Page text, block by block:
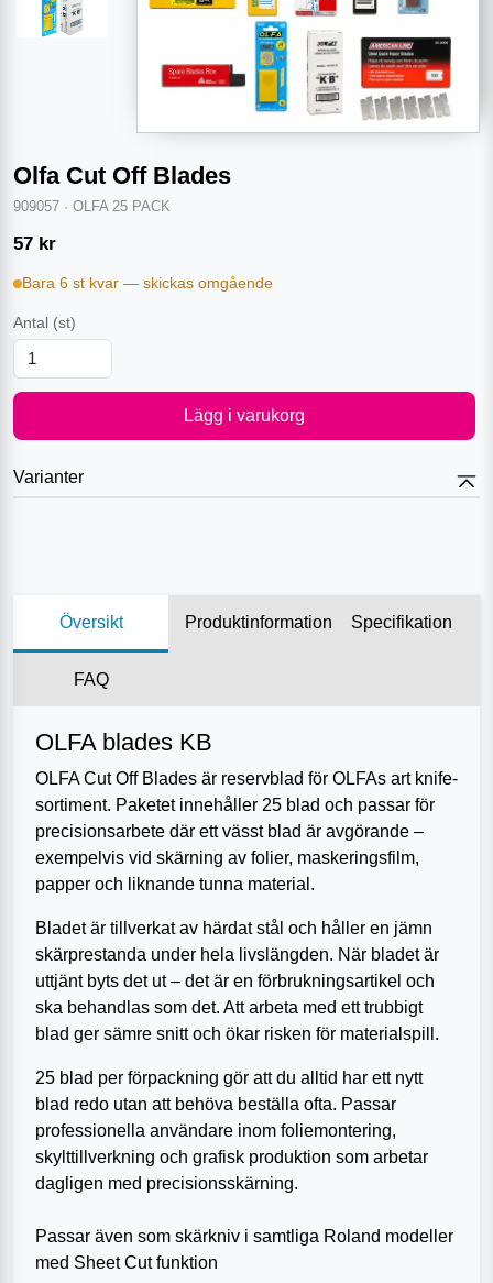
Olfa Cut Off Blades
909057 · OLFA 25 PACK
57 kr
Bara 6 st kvar — skickas omgående
Antal (st)
Lägg i varukorg
Varianter
Översikt Produktinformation Specifikation
FAQ
OLFA blades KB
OLFA Cut Off Blades är reservblad för OLFAs art knife-
sortiment. Paketet innehåller 25 blad och passar för
precisionsarbete där ett vässt blad är avgörande –
exempelvis vid skärning av folier, maskeringsfilm,
papper och liknande tunna material.
Bladet är tillverkat av härdat stål och håller en jämn
skärprestanda under hela livslängden. När bladet är
uttjänt byts det ut – det är en förbrukningsartikel och
ska behandlas som det. Att arbeta med ett trubbigt
blad ger sämre snitt och ökar risken för materialspill.
25 blad per förpackning gör att du alltid har ett nytt
blad redo utan att behöva beställa ofta. Passar
professionella användare inom foliemontering,
skylttillverkning och grafisk produktion som arbetar
dagligen med precisionsskärning.
Passar även som skärkniv i samtliga Roland modeller
med Sheet Cut funktion